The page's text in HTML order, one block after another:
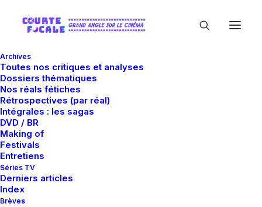
Archives
Toutes nos critiques et analyses
Dossiers thématiques
Nos réals fétiches
Rétrospectives (par réal)
Intégrales : les sagas
DVD / BR
Making of
Festivals
Entretiens
Séries TV
Derniers articles
Index
Brèves